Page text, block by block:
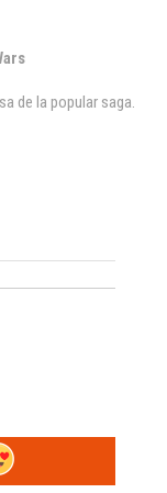
de la popular saga.